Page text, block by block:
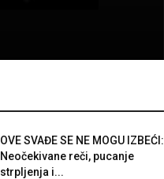
OVE SVAĐE SE NE MOGU IZBEĆI:
Neočekivane reči, pucanje
strpljenja i...